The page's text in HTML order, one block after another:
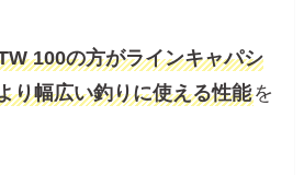
100の方がラインキャパシ
り幅広い釣りに使える性能を